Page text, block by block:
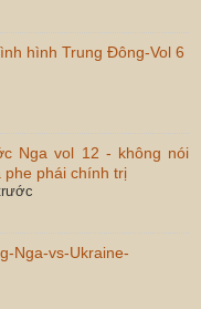
hình Trung Đông-Vol 6
Nga vol 12 - không nói
phe phái chính trị
Nga-vs-Ukraine-